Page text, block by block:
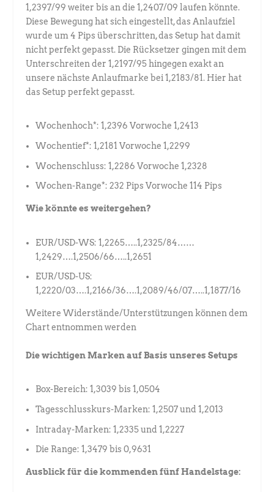
1,2397/99 weiter bis an die 1,2407/09 laufen könnte.
Diese Bewegung hat sich eingestellt, das Anlaufziel
wurde um 4 Pips überschritten, das Setup hat damit
nicht perfekt gepasst. Die Rücksetzer gingen mit dem
Unterschreiten der 1,2197/95 hingegen exakt an
unsere nächste Anlaufmarke bei 1,2183/81. Hier hat
das Setup perfekt gepasst.
Wochenhoch*: 1,2396 Vorwoche 1,2413
Wochentief*: 1,2181 Vorwoche 1,2299
Wochenschluss: 1,2286 Vorwoche 1,2328
Wochen-Range*: 232 Pips Vorwoche 114 Pips
Wie könnte es weitergehen?
EUR/USD-WS: 1,2265…..1,2325/84……
1,2429….1,2506/66…..1,2651
EUR/USD-US:
1,2220/03….1,2166/36….1,2089/46/07…..1,1877/16
Weitere Widerstände/Unterstützungen können dem
Chart entnommen werden
Die wichtigen Marken auf Basis unseres Setups
Box-Bereich: 1,3039 bis 1,0504
Tagesschlusskurs-Marken: 1,2507 und 1,2013
Intraday-Marken: 1,2335 und 1,2227
Die Range: 1,3479 bis 0,9631
Ausblick für die kommenden fünf Handelstage: